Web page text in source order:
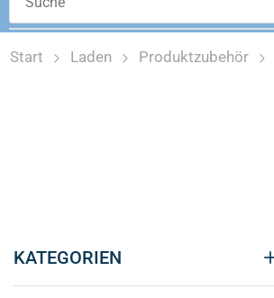
Start Laden Produktzubehör
KATEGORIEN